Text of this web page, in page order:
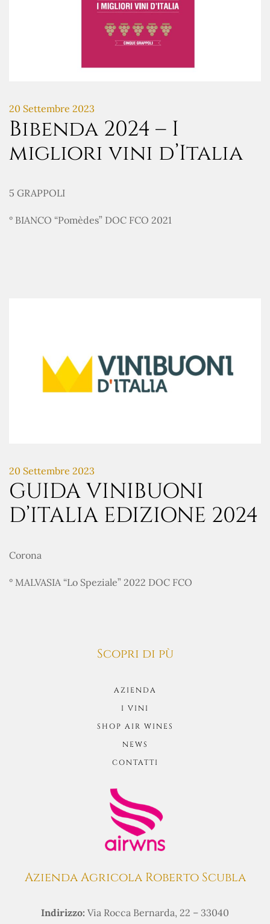
20 Settembre 2023
Bibenda 2024 – I
migliori vini d’Italia
5 GRAPPOLI
° BIANCO “Pomèdes” DOC FCO 2021
20 Settembre 2023
GUIDA VINIBUONI
D’ITALIA EDIZIONE 2024
Corona
° MALVASIA “Lo Speziale” 2022 DOC FCO
Scopri di pù
AZIENDA
I VINI
SHOP AIR WINES
NEWS
CONTATTI
Azienda Agricola Roberto Scubla
Indirizzo: Via Rocca Bernarda, 22 – 33040